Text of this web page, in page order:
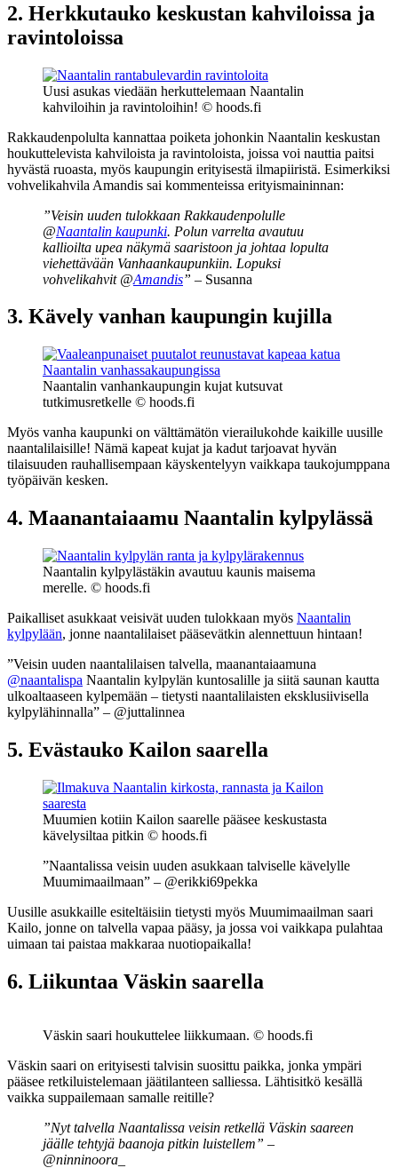
2. Herkkutauko keskustan kahviloissa ja
ravintoloissa
Uusi asukas viedään herkuttelemaan Naantalin
kahviloihin ja ravintoloihin! © hoods.fi
Rakkaudenpolulta kannattaa poiketa johonkin Naantalin keskustan
houkuttelevista kahviloista ja ravintoloista, joissa voi nauttia paitsi
hyvästä ruoasta, myös kaupungin erityisestä ilmapiiristä. Esimerkiksi
vohvelikahvila Amandis sai kommenteissa erityismaininnan:
”Veisin uuden tulokkaan Rakkaudenpolulle
@Naantalin kaupunki. Polun varrelta avautuu
kallioilta upea näkymä saaristoon ja johtaa lopulta
viehettävään Vanhaankaupunkiin. Lopuksi
vohvelikahvit @Amandis” – Susanna
3. Kävely vanhan kaupungin kujilla
Naantalin vanhankaupungin kujat kutsuvat
tutkimusretkelle © hoods.fi
Myös vanha kaupunki on välttämätön vierailukohde kaikille uusille
naantalilaisille! Nämä kapeat kujat ja kadut tarjoavat hyvän
tilaisuuden rauhallisempaan käyskentelyyn vaikkapa taukojumppana
työpäivän kesken.
4. Maanantaiaamu Naantalin kylpylässä
Naantalin kylpylästäkin avautuu kaunis maisema
merelle. © hoods.fi
Paikalliset asukkaat veisivät uuden tulokkaan myös Naantalin
kylpylään, jonne naantalilaiset pääsevätkin alennettuun hintaan!
”Veisin uuden naantalilaisen talvella, maanantaiaamuna
@naantalispa Naantalin kylpylän kuntosalille ja siitä saunan kautta
ulkoaltaaseen kylpemään – tietysti naantalilaisten eksklusiivisella
kylpylähinnalla” – @juttalinnea
5. Evästauko Kailon saarella
Muumien kotiin Kailon saarelle pääsee keskustasta
kävelysiltaa pitkin © hoods.fi
”Naantalissa veisin uuden asukkaan talviselle kävelylle
Muumimaailmaan” – @erikki69pekka
Uusille asukkaille esiteltäisiin tietysti myös Muumimaailman saari
Kailo, jonne on talvella vapaa pääsy, ja jossa voi vaikkapa pulahtaa
uimaan tai paistaa makkaraa nuotiopaikalla!
6. Liikuntaa Väskin saarella
Väskin saari houkuttelee liikkumaan. © hoods.fi
Väskin saari on erityisesti talvisin suosittu paikka, jonka ympäri
pääsee retkiluistelemaan jäätilanteen salliessa. Lähtisitkö kesällä
vaikka suppailemaan samalle reitille?
”Nyt talvella Naantalissa veisin retkellä Väskin saareen
jäälle tehtyjä baanoja pitkin luistellem” –
@ninninoora_